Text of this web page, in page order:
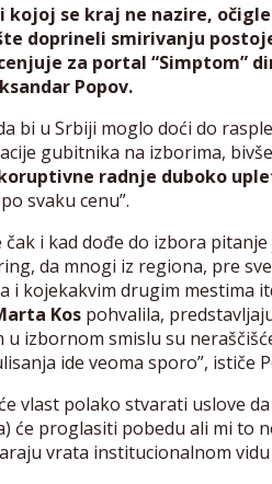
se kraj ne nazire,
doprineli smirivanju
za portal “Simptom”
Popov.
bi u Srbiji moglo doći do
gubitnika na izborima,
radnje duboko
svaku cenu”.
i kad dođe do izbora pitanje
da mnogi iz regiona, pre
i kojekakvim drugim mestima
Kos pohvalila,
izbornom smislu su
ide veoma sporo”, ističe
vlast polako stvarati uslove
će proglasiti pobedu ali mi to
vrata institucionalnom